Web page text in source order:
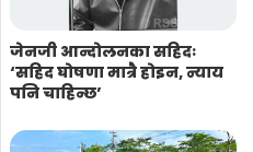
जेनजी आन्दोलनका सहिदः
‘सहिद घोषणा मात्रै होइन, न्याय
पनि चाहिन्छ’